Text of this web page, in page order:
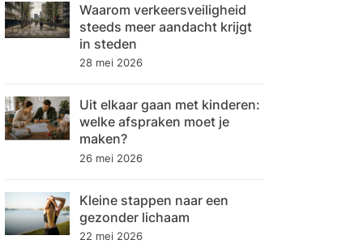
Waarom verkeersveiligheid
steeds meer aandacht krijgt
in steden
28 mei 2026
Uit elkaar gaan met kinderen:
welke afspraken moet je
maken?
26 mei 2026
Kleine stappen naar een
gezonder lichaam
22 mei 2026